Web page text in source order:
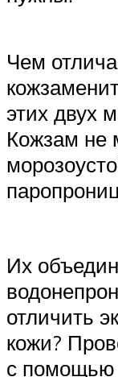
Чем
этих двух
Кожзам не
Их
отличить
кожи?
с помощью